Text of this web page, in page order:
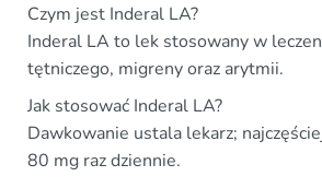
Czym jest Inderal LA?
Inderal LA to lek stosowany w
tętniczego, migreny oraz arytmii.
Jak stosować Inderal LA?
Dawkowanie ustala lekarz;
80 mg raz dziennie.